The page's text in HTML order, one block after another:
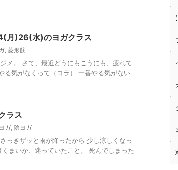
月)26(水)のヨガクラス
, 菱形筋
メ。 さて、最近どうにもこうにも、疲れて
る気がなくって（コラ） 一番やる気がない
ラス
ガ, 陰ヨガ
っきザッと雨が降ったから 少し涼しくなっ
まいか、迷っていたこと。 死んでしまった